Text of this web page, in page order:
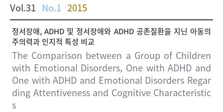
Vol.31 No.1 2015
정서장애, ADHD 및 정서장애와 ADHD 공존질환을 지닌 아동의
주의력과 인지적 특성 비교
The Comparison between a Group of Children
with Emotional Disorders, One with ADHD and
One with ADHD and Emotional Disorders Regar
ding Attentiveness and Cognitive Characteristic
s